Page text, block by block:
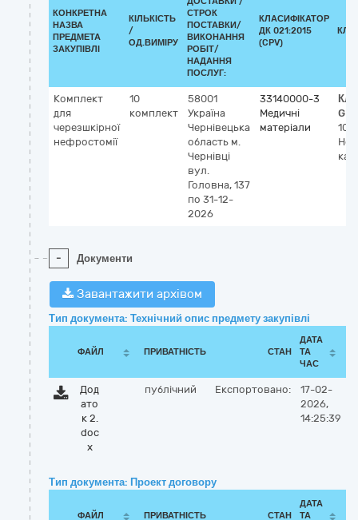
КОНКРЕТНА
НАЗВА
ПРЕДМЕТА
ЗАКУПІВЛІ
КІЛЬКІСТЬ
/
ОД.ВИМІРУ
СТРОК
ПОСТАВКИ/
ВИКОНАННЯ
РОБІТ/
НАДАННЯ
ПОСЛУГ:
КЛАСИФІКАТОР
ДК 021:2015
(CPV)
Комплект
для
черезшкірної
нефростомії
10
комплект
58001
Україна
Чернівецька
область м.
Чернівці
вул.
Головна, 137
по 31-12-
2026
33140000-3
Медичні
матеріали
- Документи
Завантажити архівом
Тип документа: Технічний опис предмету закупівлі
ФАЙЛ ПРИВАТНІСТЬ СТАН
ДАТА
ТА
ЧАС
Дод
ато
к 2.
doc
x
публічний Експортовано:
17-02-
2026,
14:25:39
Тип документа: Проект договору
ФАЙЛ ПРИВАТНІСТЬ СТАН
ДАТА
ТА